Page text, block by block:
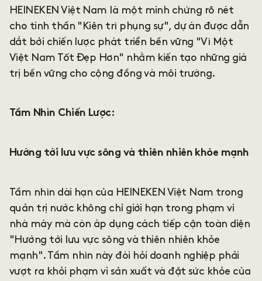
HEINEKEN Việt Nam là một minh chứng rõ nét
cho tinh thần "Kiên trì phụng sự", dự án được dẫn
dắt bởi chiến lược phát triển bền vững "Vì Một
Việt Nam Tốt Đẹp Hơn" nhằm kiến tạo những giá
trị bền vững cho cộng đồng và môi trường.
Tầm Nhìn Chiến Lược:
Hướng tới lưu vực sông và thiên nhiên khỏe mạnh
Tầm nhìn dài hạn của HEINEKEN Việt Nam trong
quản trị nước không chỉ giới hạn trong phạm vi
nhà máy mà còn áp dụng cách tiếp cận toàn diện
"Hướng tới lưu vực sông và thiên nhiên khỏe
mạnh". Tầm nhìn này đòi hỏi doanh nghiệp phải
vượt ra khỏi phạm vi sản xuất và đặt sức khỏe của